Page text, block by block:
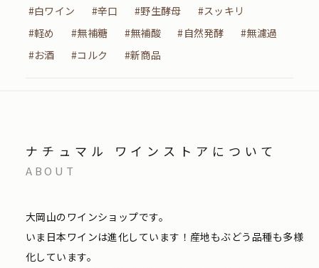
#白ワイン #辛口 #野生酵母
#スッキリ
#軽め
#無補糖 #無補酸 #自然発酵
#無濾過
#お酒
#コルク #新商品
ナチュマル ワインストアについて
ABOUT
大岡山のワインショップです。
いま日本ワインは進化しています！産地もぶどう品種も多様
化しています。